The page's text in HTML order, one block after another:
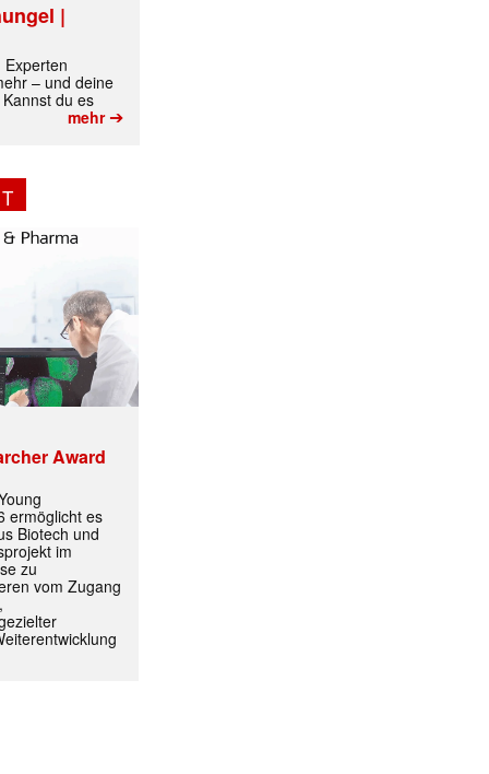
|
Experten
– und deine
du es
mehr➔
Award
ermöglicht es
Biotech und
im
zu
vom Zugang